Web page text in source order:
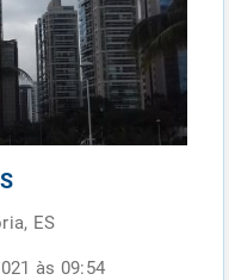
ES
às 09:54